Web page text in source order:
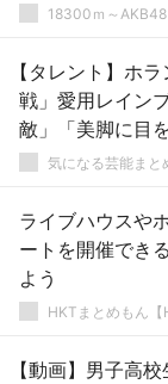
18300ｍ～AKB48
【タレント】ホ
戦」愛用レイン
敵」「美脚に目
気になる芸能まと
ライブハウスや
ートを開催でき
よう
HKTまとめもん【
【動画】男子高